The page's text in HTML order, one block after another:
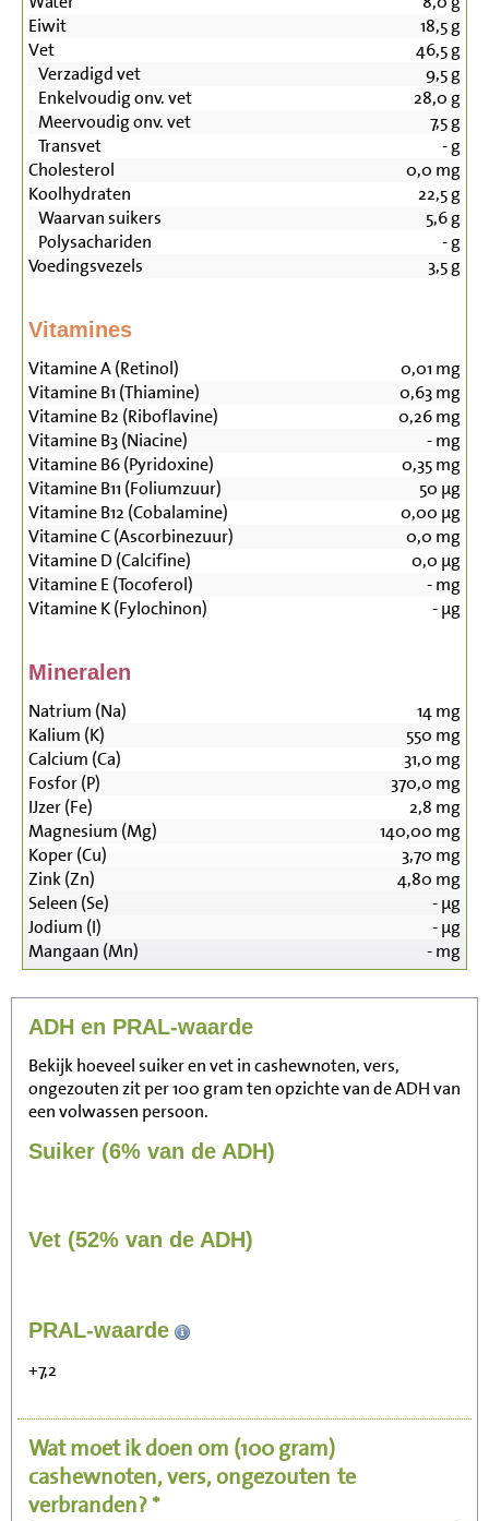
Eiwit
18,5g
Vet
46,5g
Verzadigd vet
9,5g
Enkelvoudig onv. vet
28,0 g
Meervoudig onv. vet
7,5g
Transvet
-g
Cholesterol
0,0 mg
Koolhydraten
22,5g
Waarvan suikers
5,6g
Polysachariden
-g
Voedingsvezels
3,5g
Vitamines
Vitamine A (Retinol) 0,01 mg
Vitamine B1 (Thiamine)
0,63mg
Vitamine B2 (Riboflavine)
0,26mg
Vitamine B3 (Niacine)
-mg
Vitamine B6 (Pyridoxine)
0,35mg
Vitamine B11 (Foliumzuur)
50 µg
Vitamine B12 (Cobalamine)
0,00 µg
Vitamine C (Ascorbinezuur)
0,0 mg
Vitamine D (Calcifine)
0,0 µg
Vitamine E (Tocoferol)
-mg
Vitamine K (Fylochinon)
-µg
Mineralen
Natrium (Na) 14mg
Kalium (K)
550 mg
Calcium (Ca)
31,0 mg
Fosfor (P)
370,0 mg
IJzer (Fe)
2,8 mg
Magnesium (Mg)
140,00 mg
Koper (Cu)
3,70 mg
Zink (Zn)
4,80 mg
Seleen (Se)
-µg
Jodium (I)
-µg
Mangaan (Mn)
-mg
ADH en PRAL-waarde
Bekijk hoeveel suiker en vet in cashewnoten, vers,
ongezouten zit per 100 gram ten opzichte van de ADH van
een volwassen persoon.
Suiker (6% van de ADH)
Vet (52% van de ADH)
PRAL-waarde
+7,2
Wat moet ik doen om (100 gram)
cashewnoten, vers, ongezouten te
verbranden? *
Zitten, tv kijken
86
Wandelen (5 km/uur)